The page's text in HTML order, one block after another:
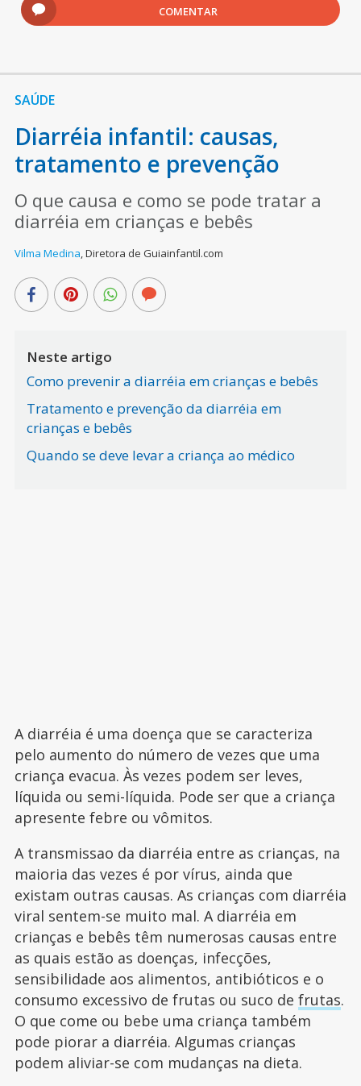
COMENTAR
SAÚDE
Diarréia infantil: causas,
tratamento e prevenção
O que causa e como se pode tratar a
diarréia em crianças e bebês
Vilma Medina,Diretora de Guiainfantil.com
Neste artigo
Como prevenir a diarréia em crianças e bebês
Tratamento e prevenção da diarréia em
crianças e bebês
Quando se deve levar a criança ao médico
A diarréia é uma doença que se caracteriza
pelo aumento do número de vezes que uma
criança evacua. Às vezes podem ser leves,
líquida ou semi-líquida. Pode ser que a criança
apresente febre ou vômitos.
A transmissao da diarréia entre as crianças, na
maioria das vezes é por vírus, ainda que
existam outras causas. As crianças com diarréia
viral sentem-se muito mal. A diarréia em
crianças e bebês têm numerosas causas entre
as quais estão as doenças, infecções,
sensibilidade aos alimentos, antibióticos e o
consumo excessivo de frutas ou suco de frutas.
O que come ou bebe uma criança também
pode piorar a diarréia. Algumas crianças
podem aliviar-se com mudanças na dieta.